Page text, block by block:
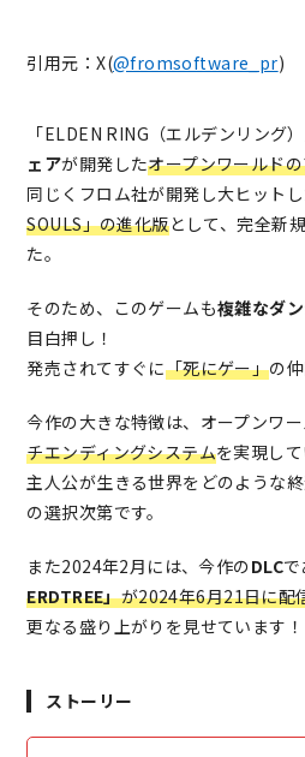
引用元：X(@fromsoftware_pr)
「ELDEN RING（エルデンリング）
ェアが開発したオープンワールド
同じくフロム社が開発し大ヒット
SOULS」の進化版として、完全新
た。
そのため、このゲームも複雑なダ
目白押し！
発売されてすぐに「死にゲー」の
今作の大きな特徴は、オープンワ
チエンディングシステムを実現して
主人公が生きる世界をどのような
の選択次第です。
また2024年2月には、今作のDLCで
ERDTREE」が2024年6月21日に配
更なる盛り上がりを見せています！
ストーリー